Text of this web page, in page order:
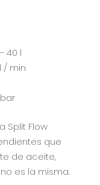
40 l
/ min
Split Flow
que
de aceite,
es la misma.